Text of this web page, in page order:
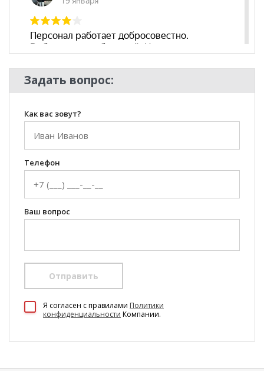
Задать вопрос:
Как вас зовут?
Телефон
Ваш вопрос
Отправить
Я согласен c правилами Политики
конфиденциальности Компании.